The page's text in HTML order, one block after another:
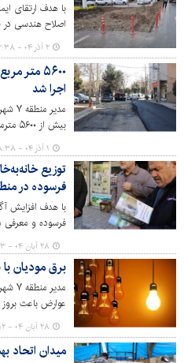
با هدف ارتقای
شهرداری کرج
۲ آذر ۰۴ - ۱۲:۳۸
اجرا شد
بیش
۶۰۰۰ تن
ایمنی و رفع
۱ آذر ۰۴ - ۰۸:۳۸
توزیع
فرسوده در
با هدف افزایش
فرسوده و معرفی
ششم طرح توزیع
منطقه ۷ آغاز شد.
۲۸ آبان ۰۴ - ۱۷:۴۳
برق مودیان
عوارض باعث
خدمات‌رسانی
بدهی سنگین
۲۸ آبان ۰۴ - ۰۸:۱۲
میدان اتحاد